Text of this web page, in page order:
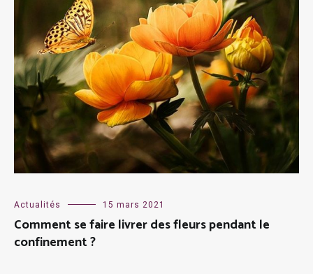
Actualités 15 mars 2021
Comment se faire livrer des fleurs pendant le
confinement ?